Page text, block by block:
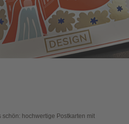
„Sichtbar und wirkungsvoll – mit